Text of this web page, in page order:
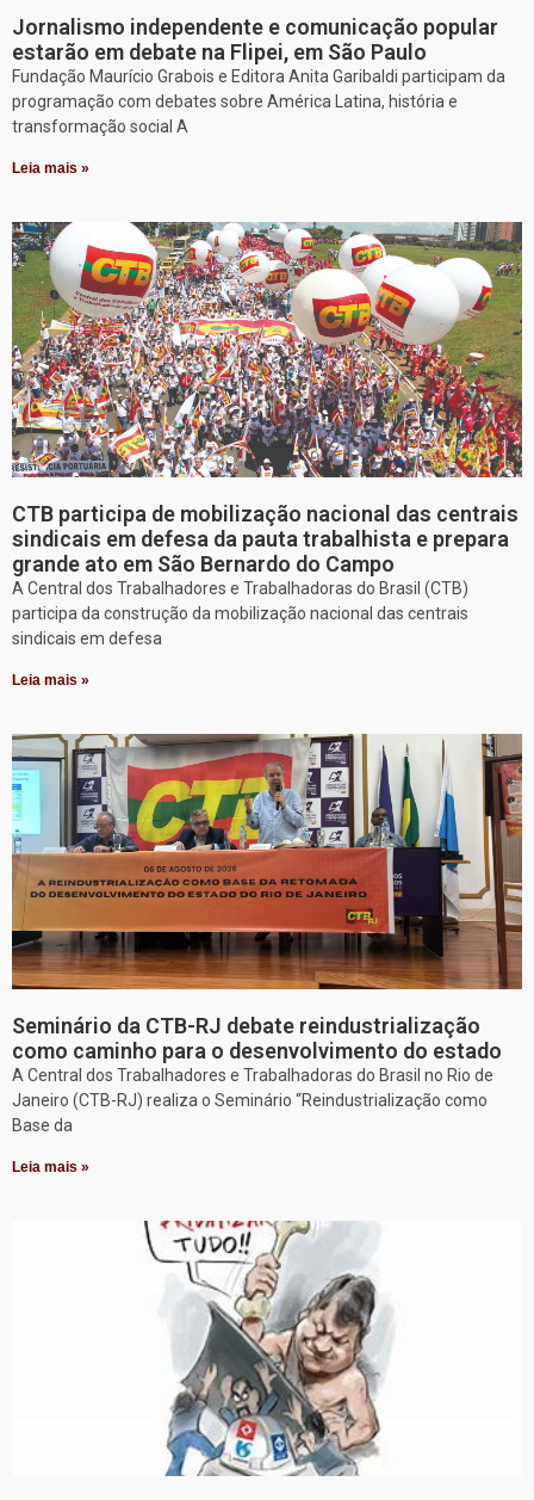
Jornalismo independente e comunicação popular
estarão em debate na Flipei, em São Paulo
Fundação Maurício Grabois e Editora Anita Garibaldi participam da
programação com debates sobre América Latina, história e
transformação social A
Leia mais »
CTB participa de mobilização nacional das centrais
sindicais em defesa da pauta trabalhista e prepara
grande ato em São Bernardo do Campo
A Central dos Trabalhadores e Trabalhadoras do Brasil (CTB)
participa da construção da mobilização nacional das centrais
sindicais em defesa
Leia mais »
Seminário da CTB-RJ debate reindustrialização
como caminho para o desenvolvimento do estado
A Central dos Trabalhadores e Trabalhadoras do Brasil no Rio de
Janeiro (CTB-RJ) realiza o Seminário “Reindustrialização como
Base da
Leia mais »